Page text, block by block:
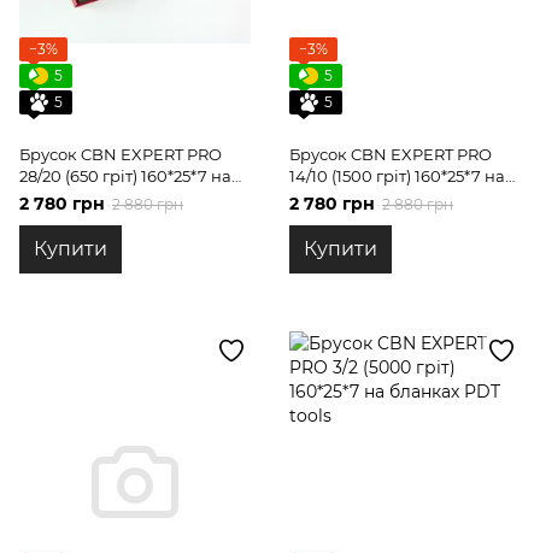
−3%
5
5
Брусок CBN EXPERT PRO
28/20 (650 гріт) 160*25*7 на
бланках PDT tools
2 780 грн 2 880 грн
Купити
−3%
5
5
Брусок CBN EXPERT PRO
14/10 (1500 гріт) 160*25*7 на
бланках PDT tools
2 780 грн 2 880 грн
Купити